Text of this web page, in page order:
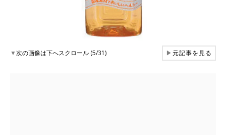
▼次の画像は下へスクロール (5/31) ▶元記事を見る